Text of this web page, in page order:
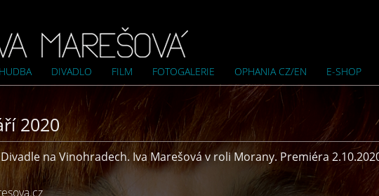
HUDBA DIVADLO FILM FOTOGALERIE OPHANIA CZ/EN E-SHOP
2020
na Vinohradech. Iva Marešová v roli Morany. Premiéra